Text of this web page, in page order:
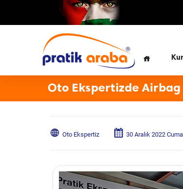
Oto Ekspertizde Airbag
Oto Ekspertiz 30 Aralık 2022 Cuma